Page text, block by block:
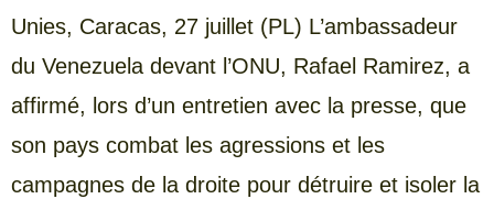
Unies, Caracas, 27 juillet (PL) L’ambassadeur
du Venezuela devant l’ONU, Rafael Ramirez, a
affirmé, lors d’un entretien avec la presse, que
son pays combat les agressions et les
campagnes de la droite pour détruire et isoler la